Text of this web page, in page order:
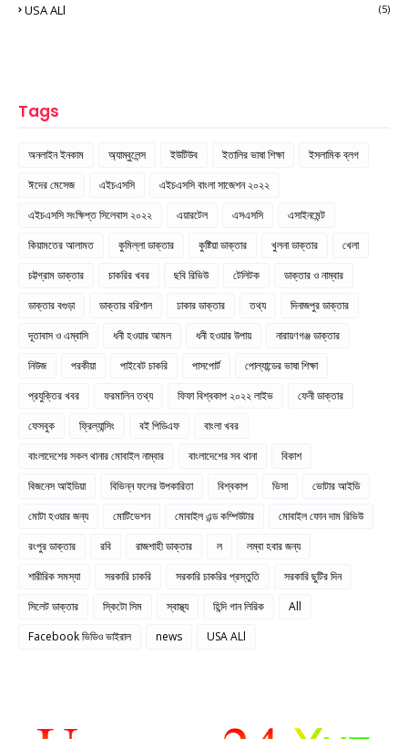
USA ALl (5)
Tags
অনলাইন ইনকাম অ্যাম্বুলেন্স ইউটিউব ইতালির ভাষা শিক্ষা
ইসলামিক ব্লগ
ঈদের মেসেজ
এইচএসসি
এইচএসসি বাংলা সাজেশন ২০২২
এইচএসসি সংক্ষিপ্ত সিলেবাস ২০২২
এয়ারটেল এসএসসি
এসাইনমেন্ট
কিয়ামতের আলামত
কুমিল্লা ডাক্তার কুষ্টিয়া ডাক্তার খুলনা ডাক্তার
খেলা
চট্টগ্রাম ডাক্তার
চাকরির খবর ছবি রিভিউ টেলিটক
ডাক্তার ও নাম্বার
ডাক্তার বগুড়া
ডাক্তার বরিশাল ঢাকার ডাক্তার তথ্য
দিনাজপুর ডাক্তার
দূতাবাস ও এম্বাসি
ধনী হওয়ার আমল ধনী হওয়ার উপায়
নারায়ণগঞ্জ ডাক্তার
নিউজ
পরকীয়া পাইবেট চাকরি পাসপোর্ট
পোল্যান্ডের ভাষা শিক্ষা
প্রযুক্তির খবর
ফরমালিন তথ্য ফিফা বিশ্বকাপ ২০২২ লাইভ
ফেনী ডাক্তার
ফেসবুক
ফ্রিল্যান্সিং বই পিডিএফ
বাংলা খবর
বাংলাদেশের সকল থানার মোবাইল নাম্বার
বাংলাদেশের সব থানা
বিকাশ
বিজনেস আইডিয়া
বিভিন্ন ফলের উপকারিতা বিশ্বকাপ ভিসা
ভোটার আইডি
মোটা হওয়ার জন্য
মোটিভেশন মোবাইল এন্ড কম্পিউটার
মোবাইল ফোন দাম রিভিউ
রংপুর ডাক্তার
রবি রাজশাহী ডাক্তার ল
লম্বা হবার জন্য
শারীরিক সমস্যা
সরকারি চাকরি সরকারি চাকরির প্রস্তুতি
সরকারি ছুটির দিন
সিলেট ডাক্তার
স্কিটো সিম স্বাস্থ্য হিন্দি গান লিরিক
All
Facebook ভিডিও ভাইরাল
news USA ALl